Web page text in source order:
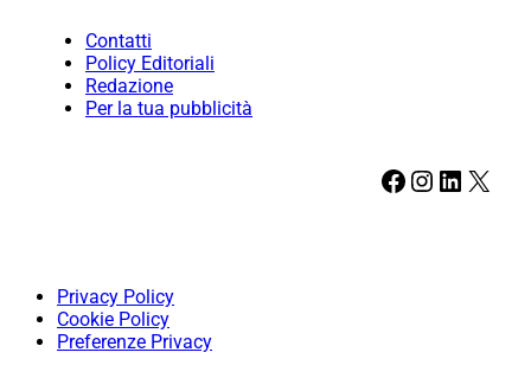
Contatti
Policy Editoriali
Redazione
Per la tua pubblicità
Facebook Instagram LinkedIn X
Privacy Policy
Cookie Policy
Preferenze Privacy